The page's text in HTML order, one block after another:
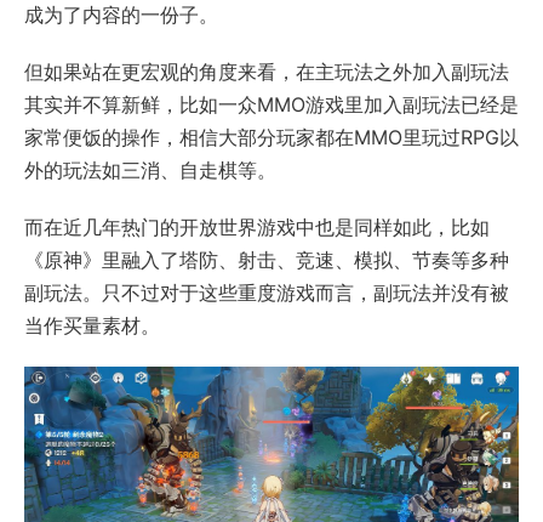
成为了内容的一份子。
但如果站在更宏观的角度来看，在主玩法之外加入副玩法
其实并不算新鲜，比如一众MMO游戏里加入副玩法已经是
家常便饭的操作，相信大部分玩家都在MMO里玩过RPG以
外的玩法如三消、自走棋等。
而在近几年热门的开放世界游戏中也是同样如此，比如
《原神》里融入了塔防、射击、竞速、模拟、节奏等多种
副玩法。只不过对于这些重度游戏而言，副玩法并没有被
当作买量素材。